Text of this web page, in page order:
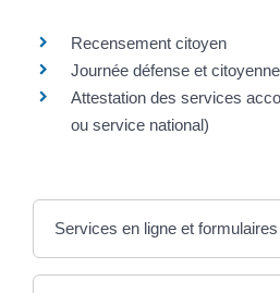
Recensement citoyen
Journée défense et
Attestation des services
ou service national)
Services en ligne et formulaires